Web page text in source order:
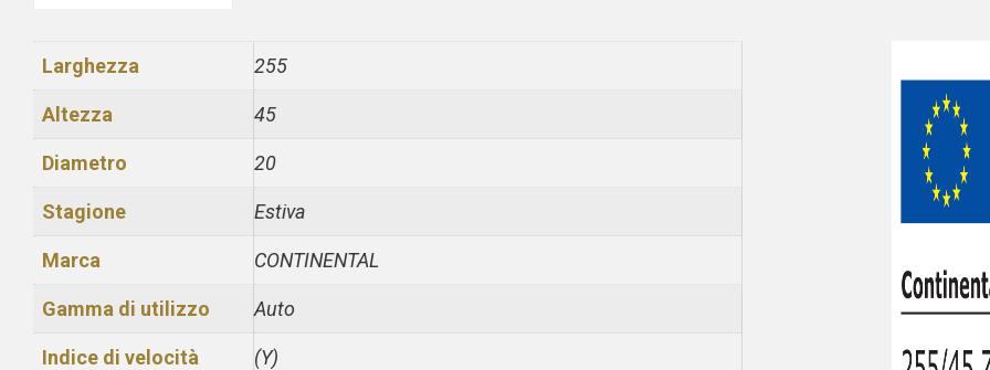
Larghezza 255
Altezza 45
Diametro 20
Stagione Estiva
Marca CONTINENTAL
Gamma di utilizzo Auto
Indice di velocità (Y)